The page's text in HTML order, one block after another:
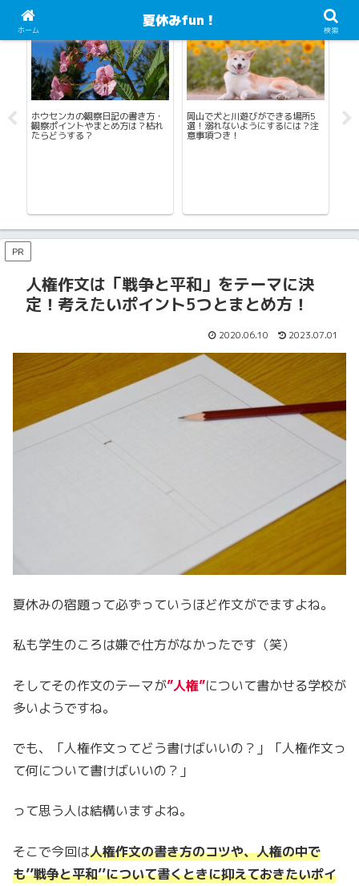
自由研究・工作
ホウセンカの観察日記の書き方・
観察ポイントやまとめ方は？枯れ
たらどうする？
岡山で犬と川遊びができる場所5
選！溺れないようにするには？注
意事項つき！
PR
人権作文は「戦争と平和」をテーマに決
定！考えたいポイント5つとまとめ方！
2020.06.10 2023.07.01
夏休みの宿題って必ずっていうほど作文がでますよね。
私も学生のころは嫌で仕方がなかったです（笑）
そしてその作文のテーマが”人権”について書かせる学校が
多いようですね。
でも、「人権作文ってどう書けばいいの？」「人権作文っ
て何について書けばいいの？」
って思う人は結構いますよね。
そこで今回は人権作文の書き方のコツや、人権の中で
も’’戦争と平和’’について書くときに抑えておきたいポイ
ホーム
夏休みfun！
検索